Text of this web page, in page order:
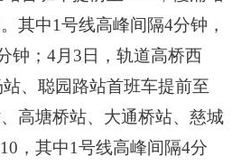
其中1号线高峰间隔4分钟，
钟；4月3日，轨道高桥西
、聪园路站首班车提前至
高塘桥站、大通桥站、慈城
，其中1号线高峰间隔4分